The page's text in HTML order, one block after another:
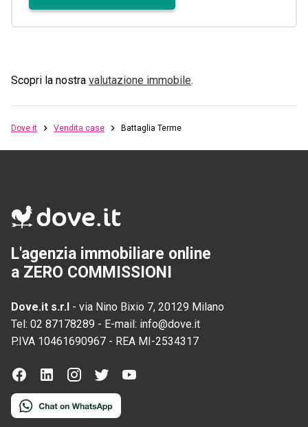
Scopri la nostra valutazione immobile.
Dove.it Vendita case Battaglia Terme
L'agenzia immobiliare online
a ZERO COMMISSIONI
Dove.it s.r.l - via Nino Bixio 7, 20129 Milano
Tel: 02 87178289 - E-mail: info@dove.it
P.IVA 10461690967 - REA MI-2534317